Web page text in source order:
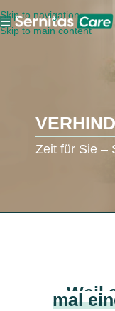
Skip to navigation
Skip to main content
Zeit für Sie –
Weil
mal